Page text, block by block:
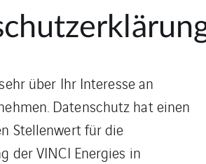
über Ihr Interesse an
Datenschutz hat einen
Stellenwert für die
der VINCI Energies in